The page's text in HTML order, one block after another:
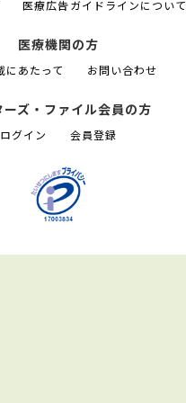
医療広告ガイドラインについて
医療機関の方
にあたって お問い合わせ
ーズ・ファイル会員の方
ログイン 会員登録